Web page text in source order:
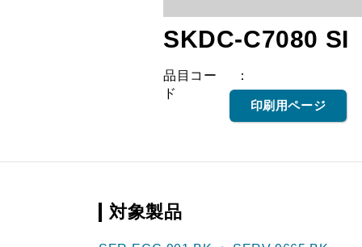
SKDC-C7080 SI
品目コー
ド
印刷用ページ
対象製品